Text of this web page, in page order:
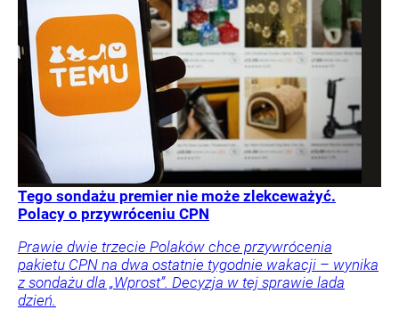
Tego sondażu premier nie może zlekceważyć.
Polacy o przywróceniu CPN
Prawie dwie trzecie Polaków chce przywrócenia
pakietu CPN na dwa ostatnie tygodnie wakacji – wynika
z sondażu dla „Wprost”. Decyzja w tej sprawie lada
dzień.